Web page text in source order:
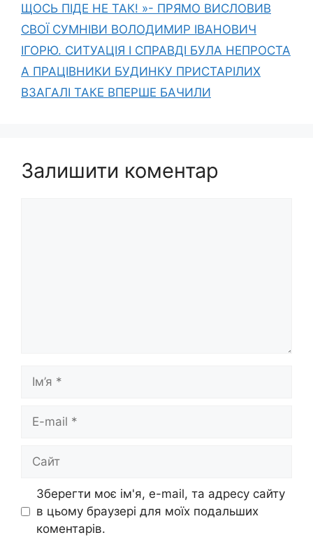
ЩОСЬ ПІДЕ НЕ ТАК! »- ПРЯМО ВИСЛОВИВ
СВОЇ СУМНІВИ ВОЛОДИМИР ІВАНОВИЧ
ІГОРЮ. СИТУАЦІЯ І СПРАВДІ БУЛА НЕПРОСТА
А ПРАЦІВНИКИ БУДИНКУ ПРИСТАРІЛИХ
ВЗАГАЛІ ТАКЕ ВПЕРШЕ БАЧИЛИ
Залишити коментар
Ім’я
Сайт
Зберегти моє ім'я, e-mail, та адресу сайту
в цьому браузері для моїх подальших
коментарів.